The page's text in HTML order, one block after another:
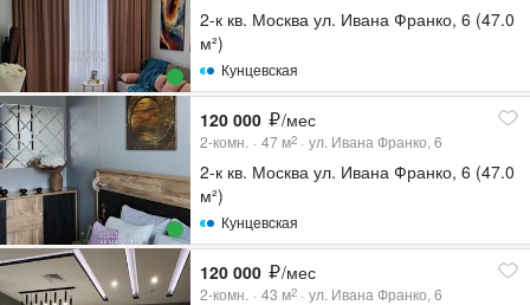
2-к кв. Москва ул. Ивана Франко, 6 (47.0
м²)
Кунцевская
120 000 /мес
2-комн. 47 м2 ул. Ивана Франко, 6
2-к кв. Москва ул. Ивана Франко, 6 (47.0
м²)
Кунцевская
120 000 /мес
2-комн. 43 м2 ул. Ивана Франко, 6